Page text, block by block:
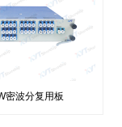
密波分复用板